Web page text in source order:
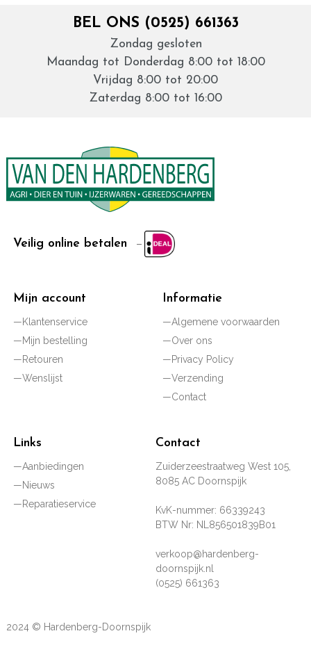
BEL ONS (0525) 661363
Zondag gesloten
Maandag tot Donderdag 8:00 tot 18:00
Vrijdag 8:00 tot 20:00
Zaterdag 8:00 tot 16:00
Veilig online betalen
Links
Aanbiedingen
Nieuws
Reparatieservice
Mijn account
Klantenservice
Mijn bestelling
Retouren
Wenslijst
Informatie
Algemene voorwaarden
Over ons
Privacy Policy
Verzending
Contact
Contact
Zuiderzeestraatweg West 105,
8085 AC Doornspijk
KvK-nummer: 66339243
BTW Nr: NL856501839B01
verkoop@hardenberg-
doornspijk.nl
(0525) 661363
2024 © Hardenberg-Doornspijk